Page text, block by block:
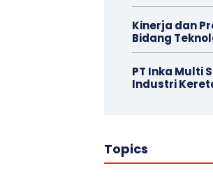
Kinerja dan
Bidang
PT Inka Multi
Industri
Topics